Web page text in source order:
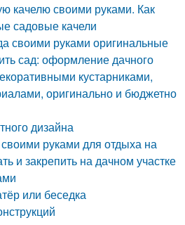
качелю своими руками. Как
садовые качели
своими руками оригинальные
сад: оформление дачного
кустарниками,
оригинально и бюджетно
дизайна
руками для отдыха на
и закрепить на дачном участке
или беседка